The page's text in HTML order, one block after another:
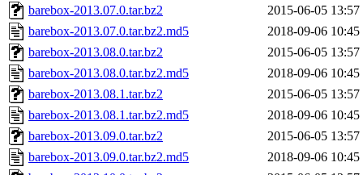
barebox-2013.07.0.tar.bz2
2015-06-05 13:57
barebox-2013.07.0.tar.bz2.md5
2018-09-06 10:45
barebox-2013.08.0.tar.bz2
2015-06-05 13:57
barebox-2013.08.0.tar.bz2.md5
2018-09-06 10:45
barebox-2013.08.1.tar.bz2
2015-06-05 13:57
barebox-2013.08.1.tar.bz2.md5
2018-09-06 10:45
barebox-2013.09.0.tar.bz2
2015-06-05 13:57
barebox-2013.09.0.tar.bz2.md5
2018-09-06 10:45